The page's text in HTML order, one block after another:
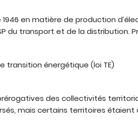
1946 en matière de production
du transport et de la distribution.
transition énergétique (loi TE)
des collectivités
mais certains territoires